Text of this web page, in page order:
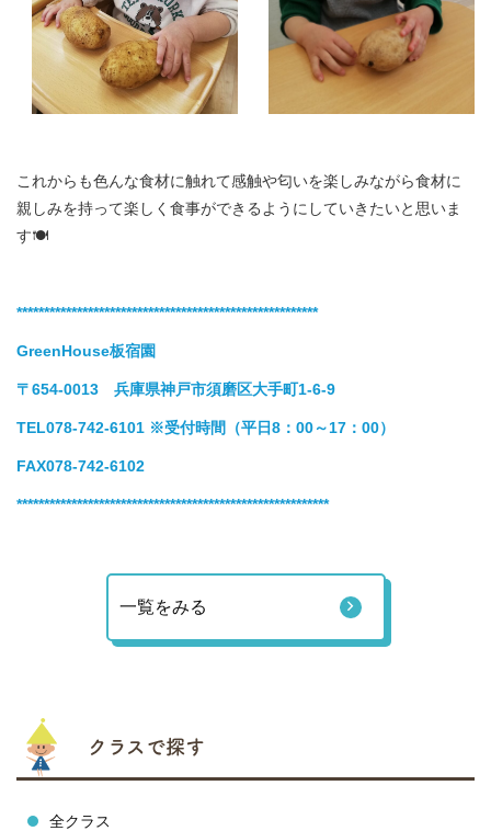
クラスで探す
全クラス
これからも色んな食材に触れて感触や匂いを楽しみながら食材に
親しみを持って楽しく食事ができるようにしていきたいと思いま
す🍽
*******************************************************
GreenHouse板宿園
〒654-0013 兵庫県神戸市須磨区大手町1-6-9
TEL078-742-6101 ※受付時間（平日8：00～17：00）
FAX078-742-6102
*********************************************************
一覧をみる